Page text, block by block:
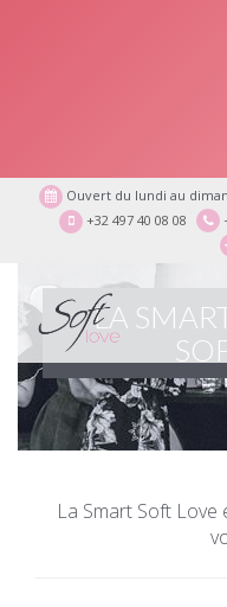
Ouvert du lundi au
+32 497 40 08 08
LA
La Smart Soft